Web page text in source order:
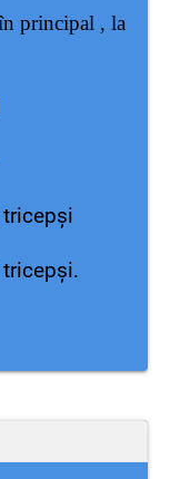
principal , la